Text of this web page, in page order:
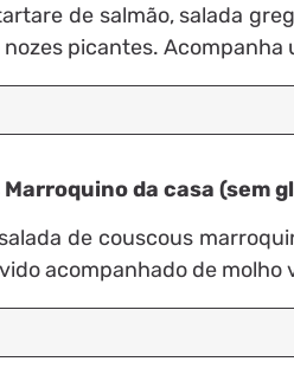
de salmão, salada
picantes.
da casa (sem
de couscous
acompanhado de molho